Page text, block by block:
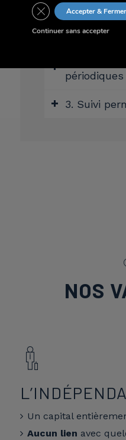
1. Etude
périodiques
3. Suivi
NOS
Un capital
Aucun lien avec
Accepter & Fermer
Continuer sans accepter
Close GDPR Cookie